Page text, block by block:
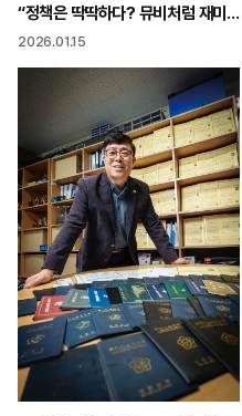
“정책은 딱딱하다? 뮤비처럼 재미있게 타임랩스 영상에 신나는 랩 얹어”
2026.01.15